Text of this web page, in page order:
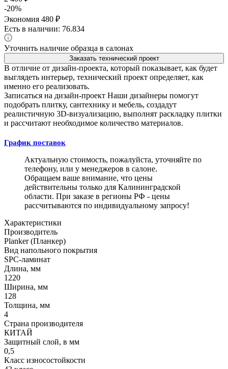
-20%
Экономия 480 ₽
Есть в наличии: 76.834
Уточнить наличие образца в салонах
Заказать технический проект
В отличие от дизайн-проекта, который показывает, как будет
выглядеть интерьер, технический проект определяет, как
именно его реализовать.
Записаться на дизайн-проект Наши дизайнеры помогут
подобрать плитку, сантехнику и мебель, создадут
реалистичную 3D-визуализацию, выполнят раскладку плитки
и рассчитают необходимое количество материалов.
График поставок
Актуальную стоимость, пожалуйста, уточняйте по
телефону, или у менеджеров в салоне.
Обращаем ваше внимание, что цены
действительны только для Калининградской
области. При заказе в регионы РФ - цены
рассчитываются по индивидуальному запросу!
Характеристики
Производитель
Planker (Планкер)
Вид напольного покрытия
SPC-ламинат
Длина, мм
1220
Ширина, мм
128
Толщина, мм
4
Страна производителя
КИТАЙ
Защитный слой, в мм
0,5
Класс износостойкости